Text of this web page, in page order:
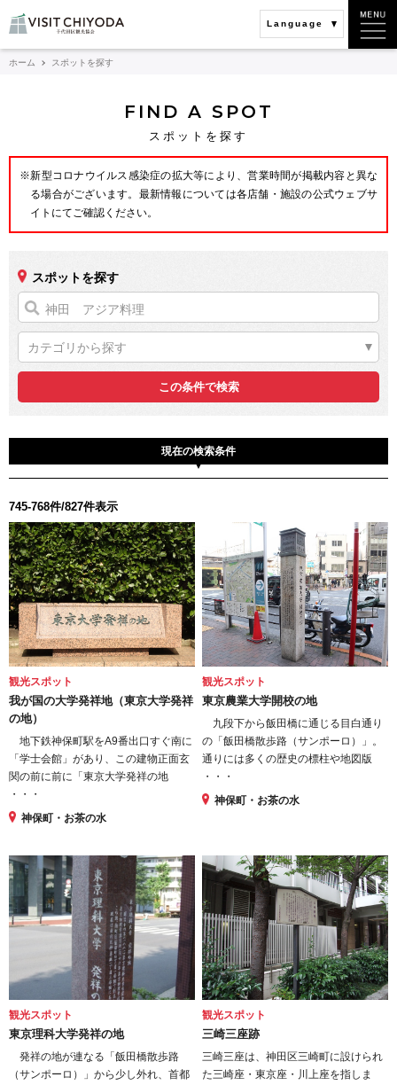
Language
ホーム スポットを探す
FIND A SPOT
スポットを探す
※新型コロナウイルス感染症の拡大等により、営業時間が掲載内容と異な
る場合がございます。最新情報については各店舗・施設の公式ウェブサ
イトにてご確認ください。
スポットを探す
カテゴリから探す
現在の検索条件
745-768件/827件表示
観光スポット
我が国の大学発祥地（東京大学発祥
の地）
地下鉄神保町駅をA9番出口すぐ南に
「学士会館」があり、この建物正面玄
関の前に前に「東京大学発祥の地
・・・
神保町・お茶の水
観光スポット
東京農業大学開校の地
九段下から飯田橋に通じる目白通り
の「飯田橋散歩路（サンポーロ）」。
通りには多くの歴史の標柱や地図版
・・・
神保町・お茶の水
観光スポット
東京理科大学発祥の地
発祥の地が連なる「飯田橋散歩路
（サンポーロ）」から少し外れ、首都
観光スポット
三崎三座跡
三崎三座は、神田区三崎町に設けられ
た三崎座・東京座・川上座を指しま